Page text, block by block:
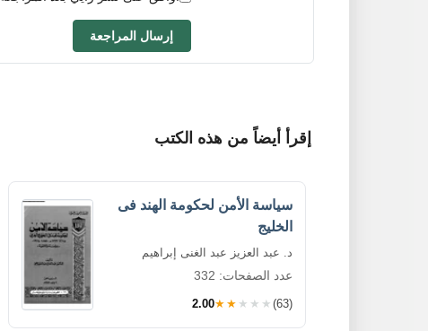
إرسال المراجعة
إقرأ أيضاً من هذه الكتب
سياسة الأمن لحكومة الهند فى
الخليج
د. عبد العزيز عبد الغنى إبراهيم
عدد الصفحات: 332
2.00★★★★★ (63)